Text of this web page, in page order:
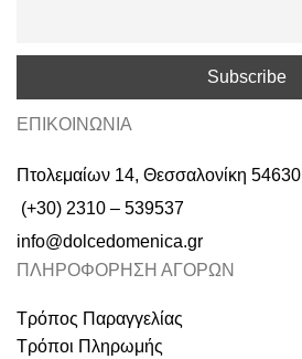
ΕΠΙΚΟΙΝΩΝΙΑ
Πτολεμαίων 14, Θεσσαλονίκη 54630
(+30) 2310 – 539537
info@dolcedomenica.gr
ΠΛΗΡΟΦΟΡΗΣΗ ΑΓΟΡΩΝ
Τρόπος Παραγγελίας
Τρόποι Πληρωμής